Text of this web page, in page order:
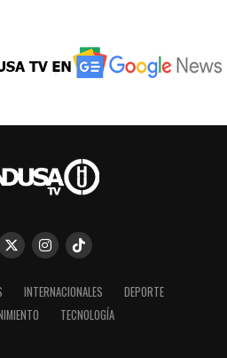
INTERNACIONALES
DEPORTE
TECNOLOGÍA